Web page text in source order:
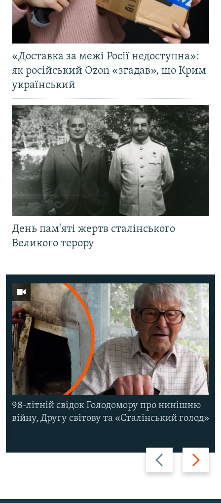
«Доставка за межі Росії недоступна»:
як російський Ozon «згадав», що Крим
український
День пам'яті жертв сталінського
Великого терору
Назад Вперед
98-літній свідок Голодомору про нинішню
війну, Другу світову та «Сталінський голод»